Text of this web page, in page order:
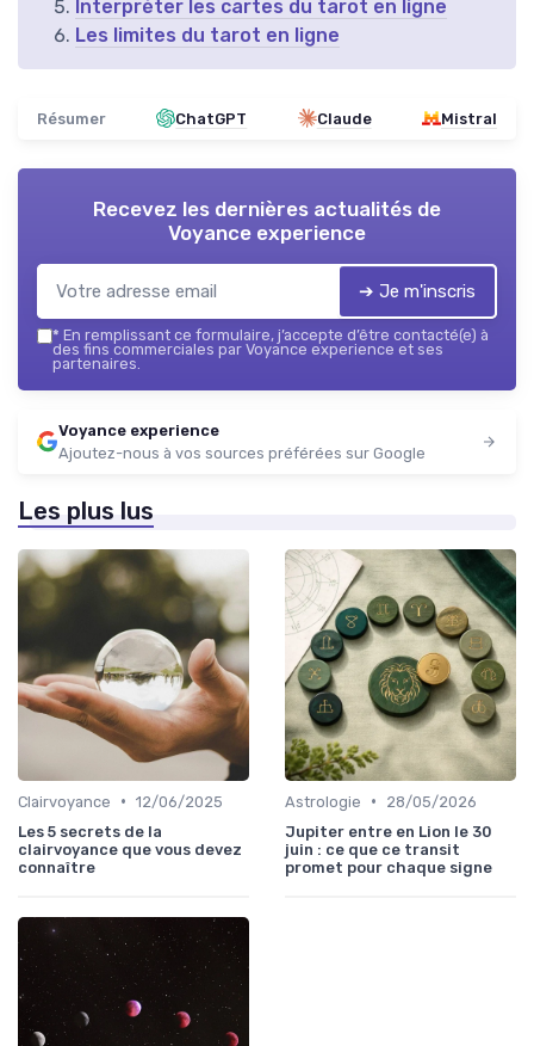
Interpréter les cartes du tarot en ligne
Les limites du tarot en ligne
Résumer ChatGPT Claude Mistral
Recevez les dernières actualités de
Voyance experience
➔ Je m'inscris
* En remplissant ce formulaire, j’accepte d’être contacté(e) à
des fins commerciales par Voyance experience et ses
partenaires.
Voyance experience
Ajoutez-nous à vos sources préférées sur Google
Les plus lus
Clairvoyance • 12/06/2025
Les 5 secrets de la
clairvoyance que vous devez
connaître
Astrologie •
28/05/2026
Jupiter entre en Lion le 30
juin : ce que ce transit
promet pour chaque signe